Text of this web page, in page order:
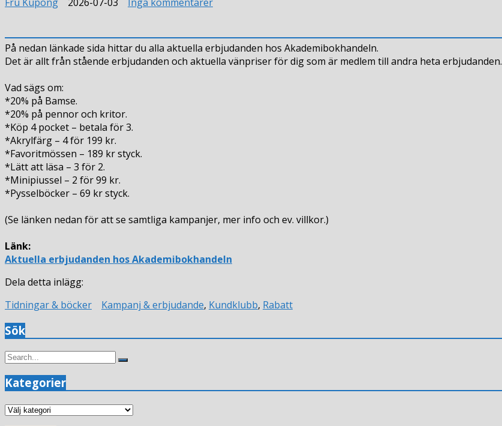
hos
Akademibokhandeln
På nedan länkade sida hittar du alla aktuella erbjudanden hos Akademibokhandeln.
Det är allt från stående erbjudanden och aktuella vänpriser för dig som är medlem till andra heta erbjudanden.
Vad sägs om:
*20% på Bamse.
*20% på pennor och kritor.
*Köp 4 pocket – betala för 3.
*Akrylfärg – 4 för 199 kr.
*Favoritmössen – 189 kr styck.
*Lätt att läsa – 3 för 2.
*Minipiussel – 2 för 99 kr.
*Pysselböcker – 69 kr styck.
(Se länken nedan för att se samtliga kampanjer, mer info och ev. villkor.)
Länk:
Aktuella erbjudanden hos Akademibokhandeln
Dela detta inlägg:
Tidningar & böcker
Kampanj & erbjudande, Kundklubb, Rabatt
Sök
Search
Search
Kategorier
Kategorier